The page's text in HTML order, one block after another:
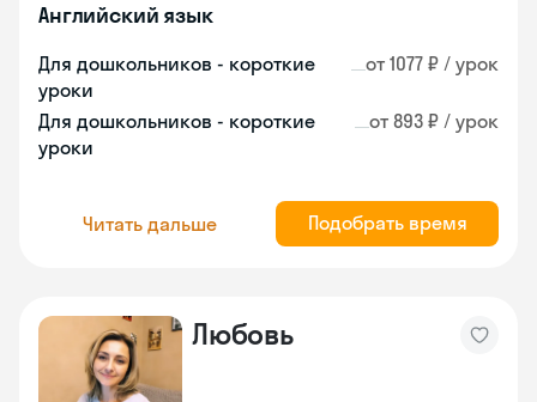
Английский язык
Для дошкольников - короткие
уроки
от 1077 ₽ / урок
Для дошкольников - короткие
уроки
от 893 ₽ / урок
Читать дальше Подобрать время
Любовь